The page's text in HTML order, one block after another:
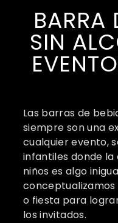
BARRA
SIN
Las barras de
siempre son una
cualquier evento,
infantiles donde la
niños es algo
o fiesta para
los invitados.